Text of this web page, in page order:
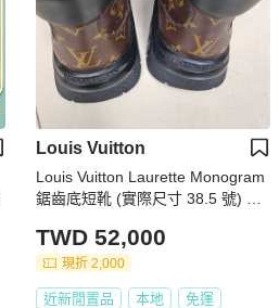
Louis Vuitton
Louis Vuitton Laurette Monogram
鋸齒底短靴 (實際尺寸 38.5 號) 附
TWD 52,000
現折 2,000
近新閒置品 本地 免運